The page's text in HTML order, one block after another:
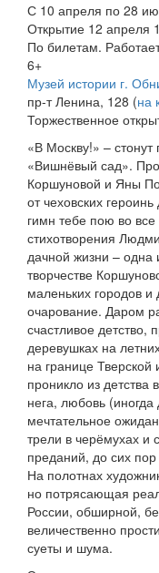
С 10 апреля по 28
Открытие 12 апреля
По билетам.
6+
Музей истории г.
пр-т Ленина, 128 (на
Торжественное
«В Москву!» –
«Вишнёвый сад».
Коршуновой и Яны
от чеховских
гимн тебе пою во
стихотворения
дачной жизни – одна
творчестве
маленьких городов
очарование. Даром
счастливое детство,
деревушках на
на границе Тверской
проникло из детства
нега, любовь
мечтательное
трели в черёмухах и
преданий, до сих
На полотнах
но потрясающая
России, обширной,
величественно
суеты и шума.